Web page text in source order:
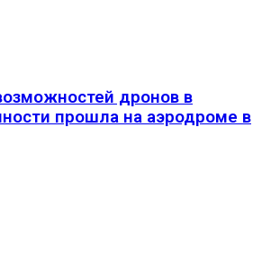
дронов в
прошла на аэродроме в